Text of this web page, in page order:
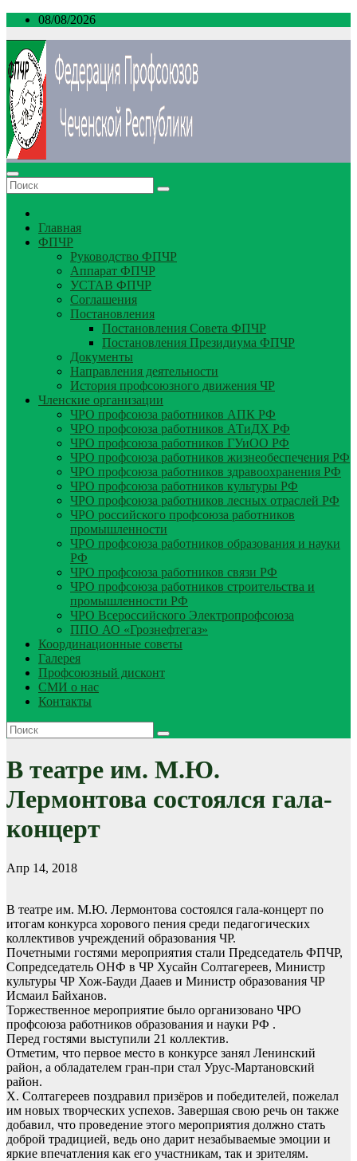
Перейти
содержимому
08/08/2026
Главная
ФПЧР
Руководство ФПЧР
Аппарат ФПЧР
УСТАВ ФПЧР
Соглашения
Постановления
Постановления Совета ФПЧР
Постановления Президиума ФПЧР
Документы
Направления деятельности
История профсоюзного движения ЧР
Членские организации
ЧРО профсоюза работников АПК РФ
ЧРО профсоюза работников АТиДХ РФ
ЧРО профсоюза работников ГУиОО РФ
ЧРО профсоюза работников жизнеобеспечения РФ
ЧРО профсоюза работников здравоохранения РФ
ЧРО профсоюза работников культуры РФ
ЧРО профсоюза работников лесных отраслей РФ
ЧРО российского профсоюза работников
промышленности
ЧРО профсоюза работников образования и науки
РФ
ЧРО профсоюза работников связи РФ
ЧРО профсоюза работников строительства и
промышленности РФ
ЧРО Всероссийского Электропрофсоюза
ППО АО «Грознефтегаз»
Координационные советы
Галерея
Профсоюзный дисконт
СМИ о нас
Контакты
В театре им. М.Ю.
Лермонтова состоялся гала-
концерт
Апр 14, 2018
В театре им. М.Ю. Лермонтова состоялся гала-концерт по
итогам конкурса хорового пения среди педагогических
коллективов учреждений образования ЧР.
Почетными гостями мероприятия стали Председатель ФПЧР,
Сопредседатель ОНФ в ЧР Хусайн Солтагереев, Министр
культуры ЧР Хож-Бауди Дааев и Министр образования ЧР
Исмаил Байханов.
Торжественное мероприятие было организовано ЧРО
профсоюза работников образования и науки РФ .
Перед гостями выступили 21 коллектив.
Отметим, что первое место в конкурсе занял Ленинский
район, а обладателем гран-при стал Урус-Мартановский
район.
Х. Солтагереев поздравил призёров и победителей, пожелал
им новых творческих успехов. Завершая свою речь он также
добавил, что проведение этого мероприятия должно стать
доброй традицией, ведь оно дарит незабываемые эмоции и
яркие впечатления как его участникам, так и зрителям.